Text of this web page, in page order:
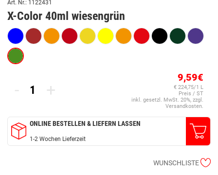
Art. Nr.: 1122431
X-Color 40ml wiesengrün
- +
9,59€
€ 224,75/1 L
Preis / ST
inkl. gesetzl. MwSt. 20%, zzgl.
Versandkosten.
ONLINE BESTELLEN & LIEFERN LASSEN
1-2 Wochen Lieferzeit
WUNSCHLISTE